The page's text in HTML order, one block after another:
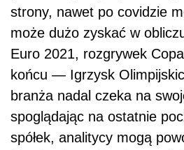
strony, nawet po covidzie
może dużo zyskać w
Euro 2021, rozgrywek
końcu — Igrzysk
branża nadal czeka na
spoglądając na ostatnie
spółek, analitycy mogą